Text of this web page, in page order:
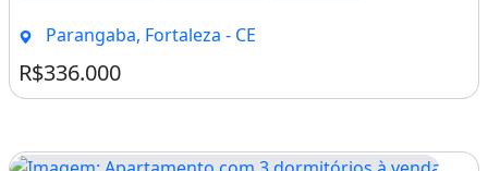
Espaço Gourmet
Coleta Seletiva De Lixo
Parangaba, Fortaleza - CE
R$336.000